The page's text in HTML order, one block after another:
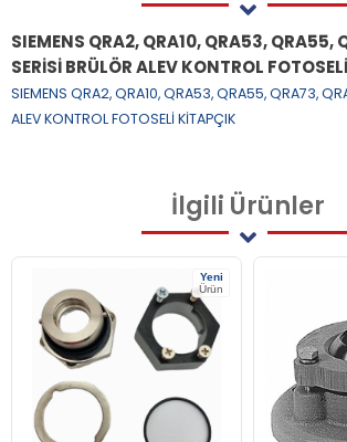
SIEMENS QRA2, QRA10, QRA53, QRA55,
SERİSİ BRÜLÖR ALEV KONTROL
SIEMENS QRA2, QRA10, QRA53, QRA55, QRA73,
ALEV KONTROL FOTOSELİ KİTAPÇIK
İlgili Ürünler
Yeni
Ürün